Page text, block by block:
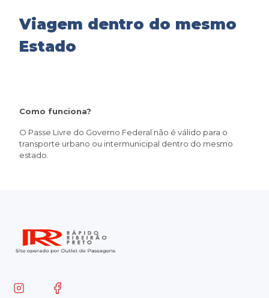
Viagem dentro do mesmo
Estado
Como funciona?
O Passe Livre do Governo Federal não é válido para o
transporte urbano ou intermunicipal dentro do mesmo
estado.